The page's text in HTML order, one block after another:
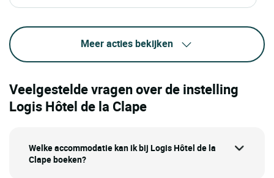
Meer acties bekijken
Veelgestelde vragen over de instelling
Logis Hôtel de la Clape
Welke accommodatie kan ik bij Logis Hôtel de la
Clape boeken?